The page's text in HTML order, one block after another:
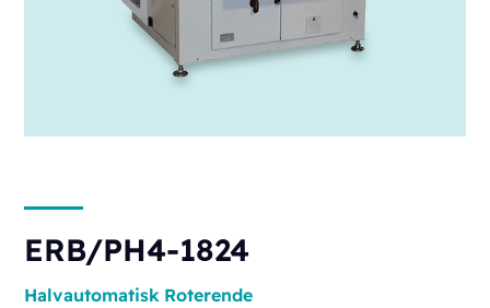
ERB/PH4-1824
Halvautomatisk Roterende